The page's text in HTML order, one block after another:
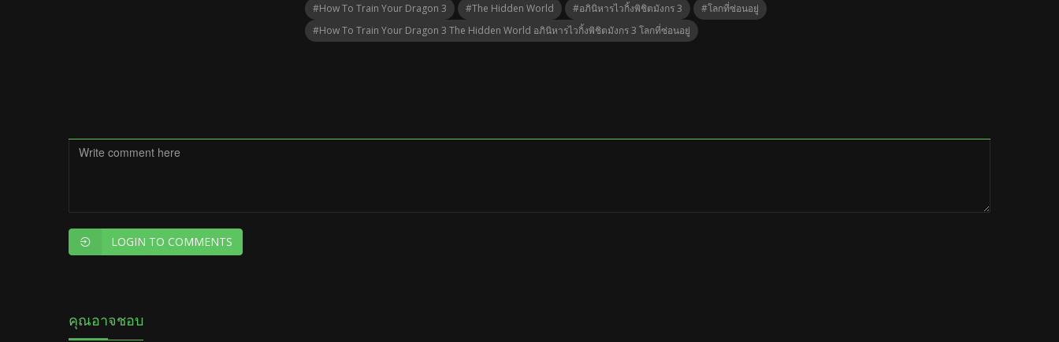
#How To Train Your Dragon 3 #The Hidden World #อภินิหารไวกิ้งพิชิตมังกร 3
#โลกที่ซ่อนอยู่
#How To Train Your Dragon 3 The Hidden World อภินิหารไวกิ้งพิชิตมังกร 3 โลกที่ซ่อนอยู่
LOGIN TO COMMENTS
คุณอาจชอบ